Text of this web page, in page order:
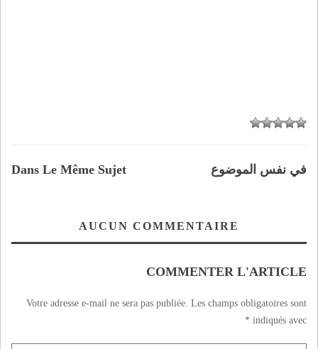
Dans Le Même Sujet في نفس الموضوع
AUCUN COMMENTAIRE
COMMENTER L'ARTICLE
Votre adresse e-mail ne sera pas publiée. Les champs obligatoires sont
indiqués avec
*